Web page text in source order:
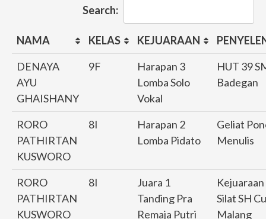
Search:
NAMA KELAS KEJUARAAN
DENAYA
AYU
GHAISHANY
9F
Harapan 3
Lomba Solo
Vokal
HUT 39
Badegan
RORO
PATHIRTAN
KUSWORO
8I
Harapan 2
Lomba Pidato
Geliat
Menulis
RORO
PATHIRTAN
KUSWORO
8I
Juara 1
Tanding Pra
Remaja Putri
Silat SH
Malang